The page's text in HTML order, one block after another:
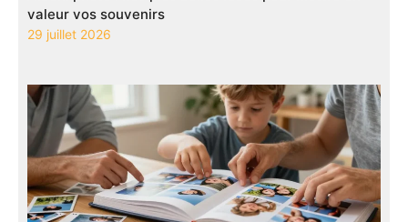
valeur vos souvenirs
29 juillet 2026